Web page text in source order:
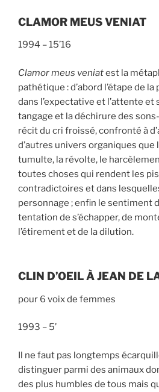
CLAMOR MEUS VENIAT
1994 – 15’16
Clamor meus veniatest la
pathétique : d’abord l’étape de
dans l’expectative et l’attente et
tangage et la déchirure des
récit du cri froissé, confronté à
d’autres univers organiques que
tumulte, la révolte, le
toutes choses qui rendent les
contradictoires et dans
personnage ; enfin le sentiment
tentation de s’échapper, de
l’étirement et de la dilution.
CLIN D’OEIL À JEAN DE
pour 6 voix de femmes
1993 – 5’
Il ne faut pas longtemps
distinguer parmi des animaux
des plus humbles de tous mais